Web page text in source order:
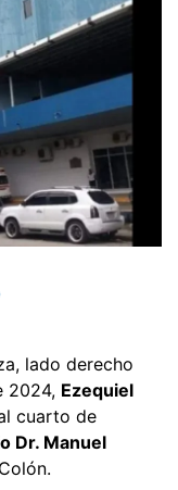
lado derecho
2024, Ezequiel
cuarto de
Dr. Manuel